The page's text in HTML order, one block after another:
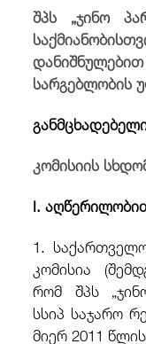
შპს „ჯინო
სარგებლობის
კომისიის
I.
1.
კომისია
რომ შპს
სსიპ საჯარო
მიერ 2011